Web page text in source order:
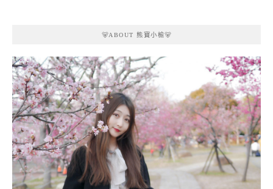
🐻ABOUT 熊寶小榆🐻